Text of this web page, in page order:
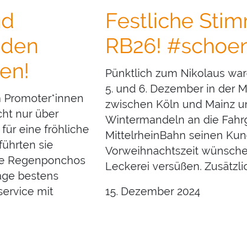
nur über
eine fröhliche
sie
Regenponchos
bestens
mit
Festliche
RB26!
Pünktlich zum Nikolaus
5. und 6. Dezember in der
zwischen Köln und Mainz
Wintermandeln an die
MittelrheinBahn seinen
Vorweihnachtszeit
Leckerei versüßen.
15. Dezember 2024